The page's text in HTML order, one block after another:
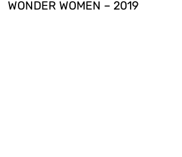
WONDER WOMEN – 2019